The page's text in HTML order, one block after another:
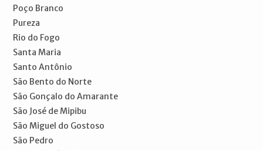
Poço Branco
Pureza
Rio do Fogo
Santa Maria
Santo Antônio
São Bento do Norte
São Gonçalo do Amarante
São José de Mipibu
São Miguel do Gostoso
São Pedro